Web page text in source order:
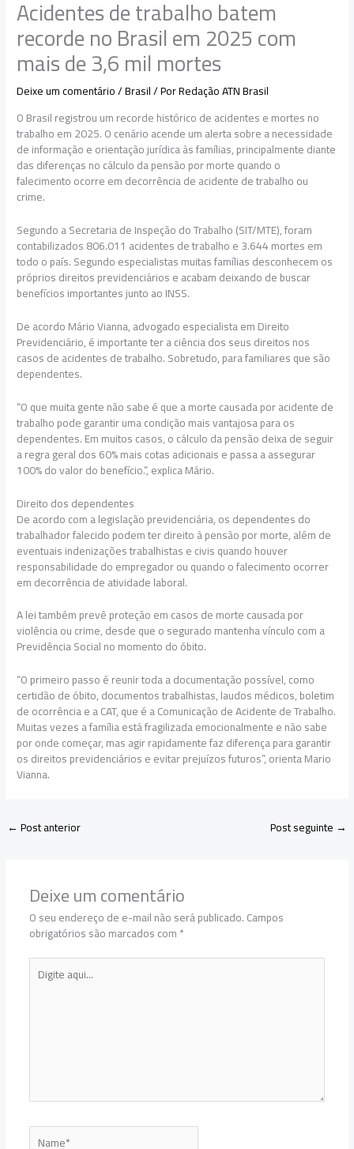
Acidentes de trabalho batem
recorde no Brasil em 2025 com
mais de 3,6 mil mortes
Deixe um comentário/Brasil/ PorRedação ATN Brasil
O Brasil registrou um recorde histórico de acidentes e mortes no
trabalho em 2025. O cenário acende um alerta sobre a necessidade
de informação e orientação jurídica às famílias, principalmente diante
das diferenças no cálculo da pensão por morte quando o
falecimento ocorre em decorrência de acidente de trabalho ou
crime.
Segundo a Secretaria de Inspeção do Trabalho (SIT/MTE), foram
contabilizados 806.011 acidentes de trabalho e 3.644 mortes em
todo o país. Segundo especialistas muitas famílias desconhecem os
próprios direitos previdenciários e acabam deixando de buscar
benefícios importantes junto ao INSS.
De acordo Mário Vianna, advogado especialista em Direito
Previdenciário, é importante ter a ciência dos seus direitos nos
casos de acidentes de trabalho. Sobretudo, para familiares que são
dependentes.
“O que muita gente não sabe é que a morte causada por acidente de
trabalho pode garantir uma condição mais vantajosa para os
dependentes. Em muitos casos, o cálculo da pensão deixa de seguir
a regra geral dos 60% mais cotas adicionais e passa a assegurar
100% do valor do benefício.”, explica Mário.
Direito dos dependentes
De acordo com a legislação previdenciária, os dependentes do
trabalhador falecido podem ter direito à pensão por morte, além de
eventuais indenizações trabalhistas e civis quando houver
responsabilidade do empregador ou quando o falecimento ocorrer
em decorrência de atividade laboral.
A lei também prevê proteção em casos de morte causada por
violência ou crime, desde que o segurado mantenha vínculo com a
Previdência Social no momento do óbito.
“O primeiro passo é reunir toda a documentação possível, como
certidão de óbito, documentos trabalhistas, laudos médicos, boletim
de ocorrência e a CAT, que é a Comunicação de Acidente de Trabalho.
Muitas vezes a família está fragilizada emocionalmente e não sabe
por onde começar, mas agir rapidamente faz diferença para garantir
os direitos previdenciários e evitar prejuízos futuros”, orienta Mario
Vianna.
←Post anterior Post seguinte →
Deixe um comentário
O seu endereço de e-mail não será publicado.Campos
obrigatórios são marcados com*
Digite
aqui...
Name*